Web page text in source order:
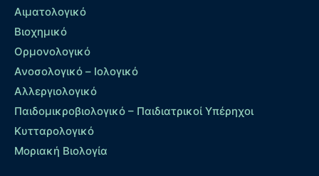
Αιματολογικό
Βιοχημικό
Ορμονολογικό
Ανοσολογικό – Ιολογικό
Αλλεργιολογικό
Παιδομικροβιολογικό – Παιδιατρικοί Υπέρηχοι
Κυτταρολογικό
Μοριακή Βιολογία